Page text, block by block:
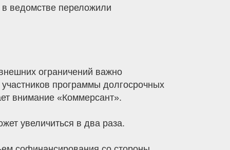
ведомстве переложили
ограничений важно
программы долгосрочных
внимание «Коммерсант».
увеличиться в два раза.